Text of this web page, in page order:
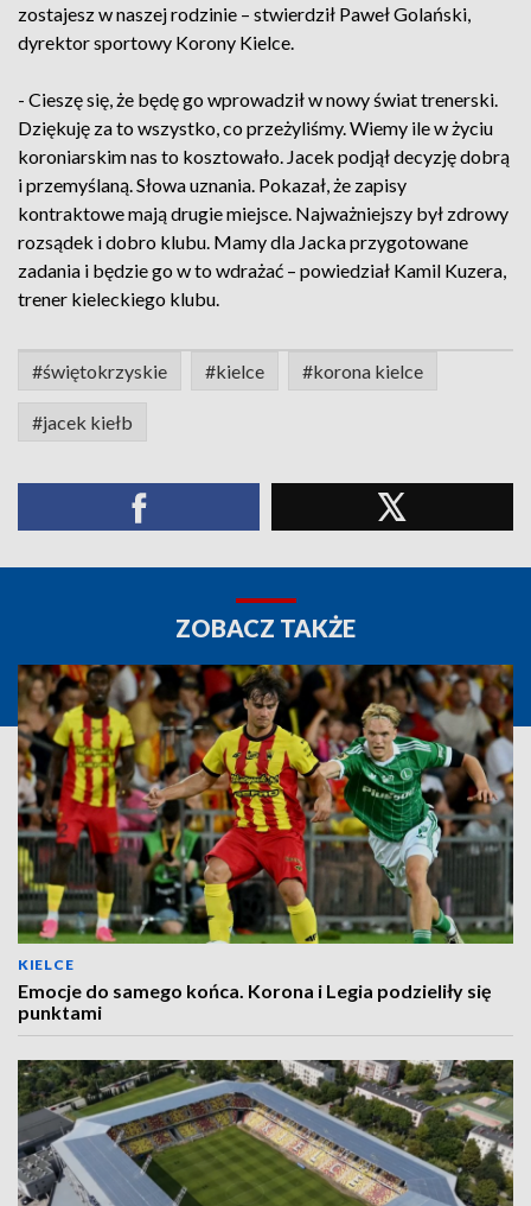
zostajesz w naszej rodzinie – stwierdził Paweł Golański,
dyrektor sportowy Korony Kielce.
- Cieszę się, że będę go wprowadził w nowy świat trenerski.
Dziękuję za to wszystko, co przeżyliśmy. Wiemy ile w życiu
koroniarskim nas to kosztowało. Jacek podjął decyzję dobrą
i przemyślaną. Słowa uznania. Pokazał, że zapisy
kontraktowe mają drugie miejsce. Najważniejszy był zdrowy
rozsądek i dobro klubu. Mamy dla Jacka przygotowane
zadania i będzie go w to wdrażać – powiedział Kamil Kuzera,
trener kieleckiego klubu.
#świętokrzyskie #kielce #korona kielce
#jacek kiełb
ZOBACZ TAKŻE
KIELCE
Emocje do samego końca. Korona i Legia podzieliły się
punktami